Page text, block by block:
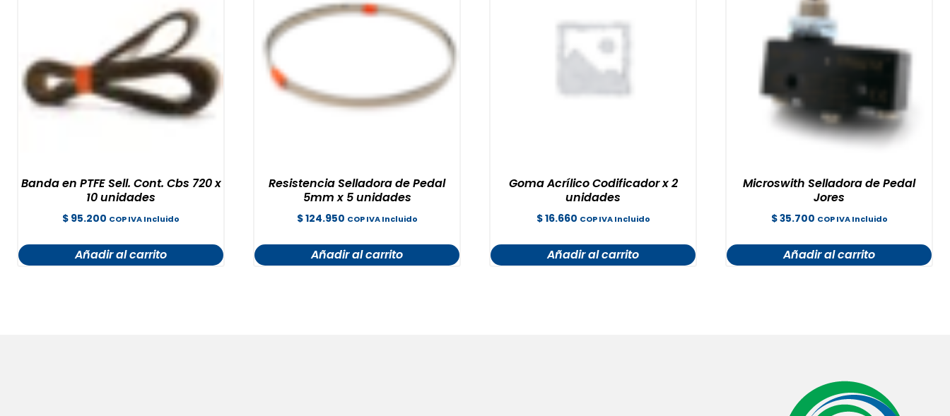
Banda en PTFE Sell. Cont. Cbs 720 x
10 unidades
$ 95.200 COP IVA Incluido
Añadir al carrito
Resistencia Selladora de Pedal
5mm x 5 unidades
$124.950 COP IVA Incluido
Añadir al carrito
Goma Acrílico Codificador x 2
unidades
$16.660 COP IVA Incluido
Añadir al carrito
Microswith Selladora de Pedal
Jores
$35.700 COP IVA Incluido
Añadir al carrito